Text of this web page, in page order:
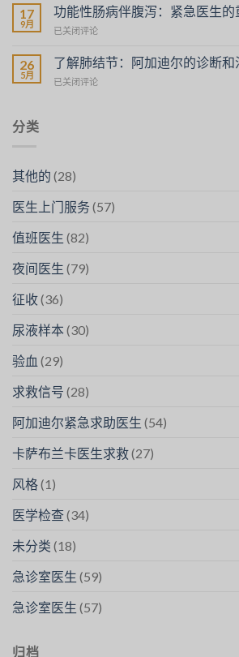
et
l’Importance
de
Médecins
en
:
Quand
Faire
à
SOS
Médecins
17
9月
功能性肠病伴腹泻：紧急医生的
Troubles
Intestinaux
avec
Diarrhée
已关闭评论
26
5月
了解肺结节：阿加迪尔的诊断和
Comprendre
Traitement
Agadir
已关闭评论
分类
其他的 (28)
医生上门服务 (57)
值班医生 (82)
夜间医生 (79)
征收(36)
尿液样本(30)
验血 (29)
求救信号 (28)
阿加迪尔紧急求助医生 (54)
卡萨布兰卡医生求救(27)
风格(1)
医学检查(34)
未分类 (18)
急诊室医生 (59)
急诊室医生 (57)
归档